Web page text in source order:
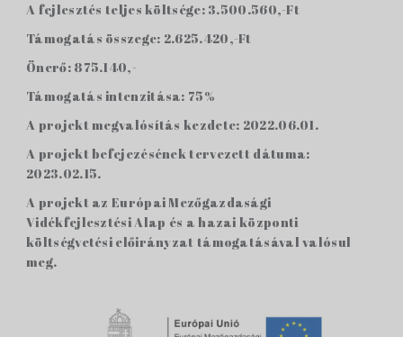
A fejlesztés teljes költsége: 3.500.560,-Ft
Támogatás összege: 2.625.420,-Ft
Önerő: 875.140,-
Támogatás intenzitása: 75%
A projekt megvalósítás kezdete: 2022.06.01.
A projekt befejezésének tervezett dátuma:
2023.02.15.
A projekt az Európai Mezőgazdasági
Vidékfejlesztési Alap és a hazai központi
költségvetési előirányzat támogatásával valósul
meg.